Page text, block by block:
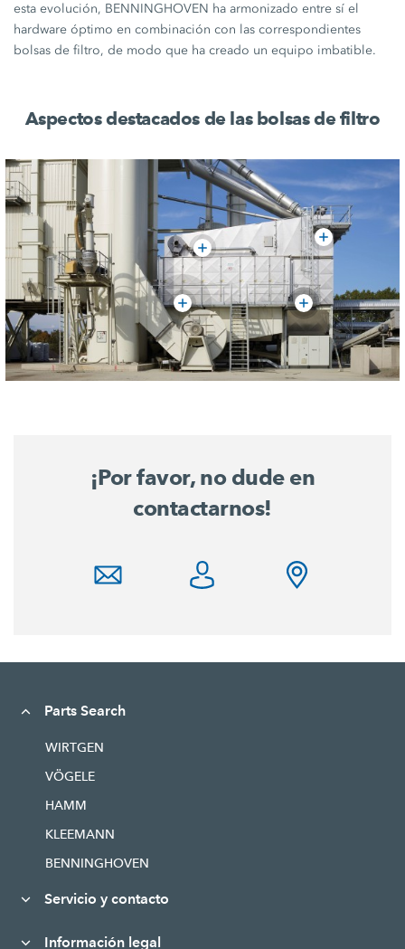
esta evolución, BENNINGHOVEN ha armonizado entre sí el
hardware óptimo en combinación con las correspondientes
bolsas de filtro, de modo que ha creado un equipo imbatible.
Aspectos destacados de las bolsas de filtro
¡Por favor, no dude en
contactarnos!
Parts Search
WIRTGEN
VÖGELE
HAMM
KLEEMANN
BENNINGHOVEN
Servicio y contacto
Información legal